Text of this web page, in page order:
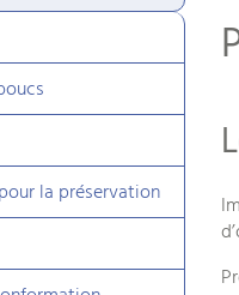
la préservation